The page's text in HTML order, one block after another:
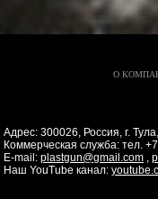
О
Адрес: 300026, Россия, г.
Коммерческая служба:
E-mail: plastgun@gmail.com ,
Наш YouTube канал: